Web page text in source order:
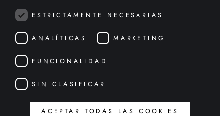
Contacto
New Media
PRODUCTOS
FunMirror
Alice Assistant
Eventos Online
TECNOLOGÍAS
Realidad Virtual
Realidad Aumentada
Realidad Mixta
ESTRICTAMENTE NECESARIAS
ANALÍTICAS MARKETING
FUNCIONALIDAD
SIN CLASIFICAR
ACEPTAR TODAS LAS COOKIES